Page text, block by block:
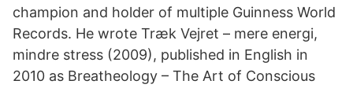
champion and holder of multiple Guinness World
Records. He wrote Træk Vejret – mere energi,
mindre stress (2009), published in English in
2010 as Breatheology – The Art of Conscious